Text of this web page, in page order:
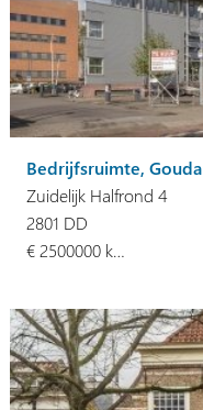
Bedrijfsruimte, Gouda
Zuidelijk Halfrond 4
2801 DD
€ 2500000 k…